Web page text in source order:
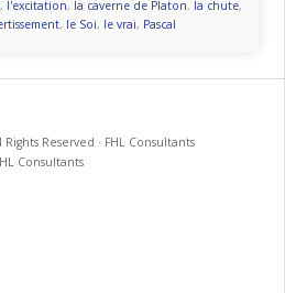
, l'excitation, la caverne de Platon, la chute,
, le Soi, le vrai, Pascal
Reserved · FHL Consultants
Consultants